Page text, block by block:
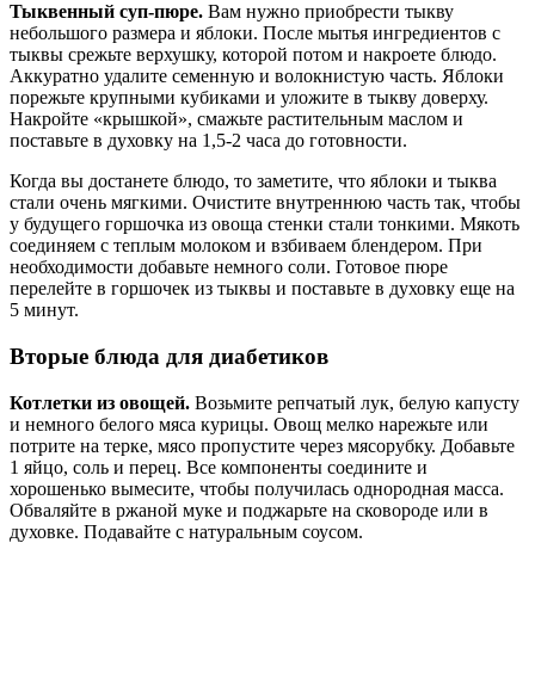
Тыквенный суп-пюре. Вам нужно приобрести тыкву
небольшого размера и яблоки. После мытья ингредиентов с
тыквы срежьте верхушку, которой потом и накроете блюдо.
Аккуратно удалите семенную и волокнистую часть. Яблоки
порежьте крупными кубиками и уложите в тыкву доверху.
Накройте «крышкой», смажьте растительным маслом и
поставьте в духовку на 1,5-2 часа до готовности.
Когда вы достанете блюдо, то заметите, что яблоки и тыква
стали очень мягкими. Очистите внутреннюю часть так, чтобы
у будущего горшочка из овоща стенки стали тонкими. Мякоть
соединяем с теплым молоком и взбиваем блендером. При
необходимости добавьте немного соли. Готовое пюре
перелейте в горшочек из тыквы и поставьте в духовку еще на
5 минут.
Вторые блюда для диабетиков
Котлетки из овощей. Возьмите репчатый лук, белую капусту
и немного белого мяса курицы. Овощ мелко нарежьте или
потрите на терке, мясо пропустите через мясорубку. Добавьте
1 яйцо, соль и перец. Все компоненты соедините и
хорошенько вымесите, чтобы получилась однородная масса.
Обваляйте в ржаной муке и поджарьте на сковороде или в
духовке. Подавайте с натуральным соусом.